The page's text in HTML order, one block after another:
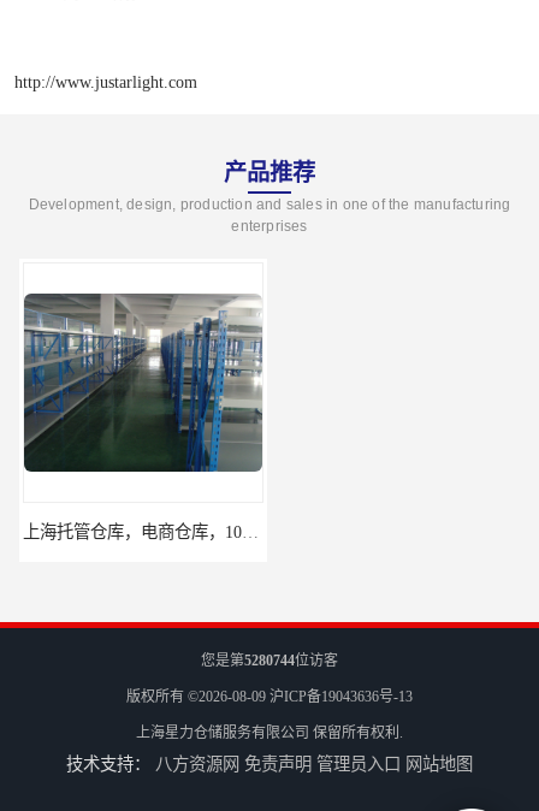
http://www.justarlight.com
产品推荐
Development, design, production and sales in one of the manufacturing
enterprises
上海托管仓库，电商仓库，10平起租
您是第5280744位访客
版权所有 ©2026-08-09 沪ICP备19043636号-13
上海星力仓储服务有限公司 保留所有权利.
技术支持： 八方资源网 免责声明 管理员入口 网站地图